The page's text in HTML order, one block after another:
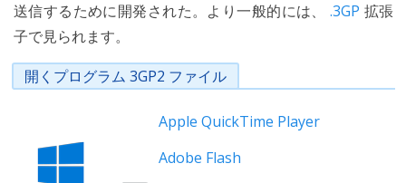
送信するために開発された。より一般的には、.3GP 拡張
子で見られます。
開くプログラム 3GP2 ファイル
Apple QuickTime Player
Adobe Flash